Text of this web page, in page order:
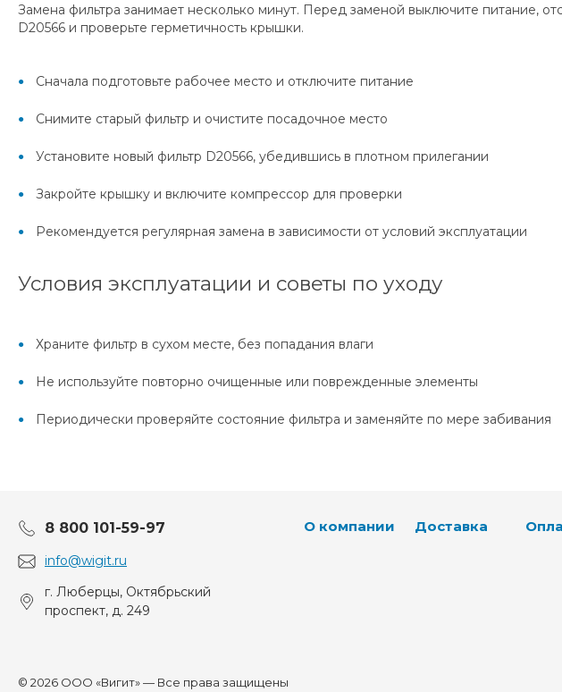
Замена фильтра занимает несколько минут. Перед заменой выключите питание,
D20566 и проверьте герметичность крышки.
Сначала подготовьте рабочее место и отключите питание
Снимите старый фильтр и очистите посадочное место
Установите новый фильтр D20566, убедившись в плотном прилегании
Закройте крышку и включите компрессор для проверки
Рекомендуется регулярная замена в зависимости от условий эксплуатации
Условия эксплуатации и советы по уходу
Храните фильтр в сухом месте, без попадания влаги
Не используйте повторно очищенные или поврежденные элементы
Периодически проверяйте состояние фильтра и заменяйте по мере забивания
8 800 101-59-97
info@wigit.ru
г. Люберцы, Октябрьский
проспект, д. 249
О компании Доставка
© 2026 ООО «Вигит» — Все права защищены